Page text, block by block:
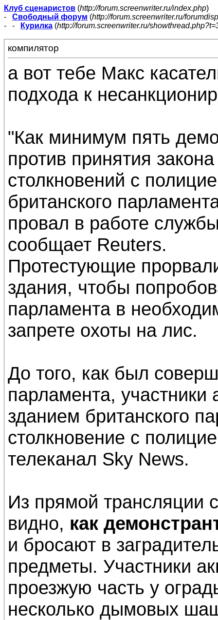
Клуб сценаристов (http://forum.screenwriter.ru/index.php)
- Свободный форум (http://forum.screenwriter.ru/
- -
Курилка (http://forum.screenwriter.ru/
компилятор
а вот тебе Макс
подхода к
"Как минимум пять
против принятия
столкновений с
британского
провал в работе
сообщает Reuters.
Протестующие
здания, чтобы
парламента в
запрете охоты на лис.
До того, как был
парламента, участники
зданием британского
столкновение с
телеканал Sky News.
Из прямой трансляции
видно, как
и бросают в
предметы. Участники
проезжую часть у
несколько дымовых